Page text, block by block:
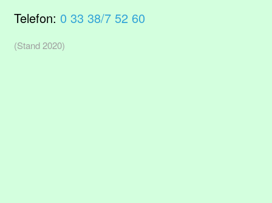
Telefon: 0 33 38/7 52 60
(Stand 2020)